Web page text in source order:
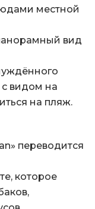
местной
вид
с видом на
на пляж.
переводится
которое